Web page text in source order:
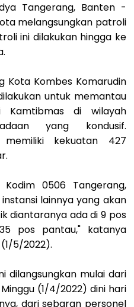
Tangerang, Banten -
melangsungkan patroli
ini dilakukan hingga ke
Kota Kombes Komarudin
untuk memantau
Kamtibmas di wilayah
yang kondusif.
kekuatan 427
0506 Tangerang,
lainnya yang akan
diantaranya ada di 9 pos
pos pantau," katanya
5/2022).
dilangsungkan mulai dari
(1/4/2022) dini hari
dari sebaran personel